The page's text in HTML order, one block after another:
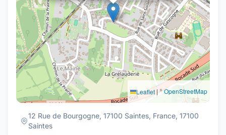
Leaflet |©OpenStreetMap
12 Rue de Bourgogne, 17100 Saintes, France, 17100
Saintes